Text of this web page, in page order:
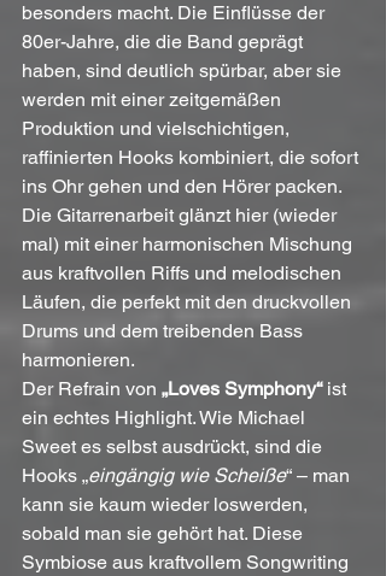
besonders macht. Die Einflüsse der
80er-Jahre, die die Band geprägt
haben, sind deutlich spürbar, aber sie
werden mit einer zeitgemäßen
Produktion und vielschichtigen,
raffinierten Hooks kombiniert, die sofort
ins Ohr gehen und den Hörer packen.
Die Gitarrenarbeit glänzt hier (wieder
mal) mit einer harmonischen Mischung
aus kraftvollen Riffs und melodischen
Läufen, die perfekt mit den druckvollen
Drums und dem treibenden Bass
harmonieren.
Der Refrain von „Loves Symphony“ ist
ein echtes Highlight. Wie Michael
Sweet es selbst ausdrückt, sind die
Hooks „eingängig wie Scheiße“ – man
kann sie kaum wieder loswerden,
sobald man sie gehört hat. Diese
Symbiose aus kraftvollem Songwriting